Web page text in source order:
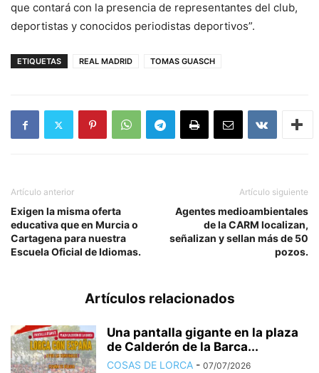
que contará con la presencia de representantes del club,
deportistas y conocidos periodistas deportivos”.
ETIQUETAS REAL MADRID TOMAS GUASCH
Artículo anterior
Exigen la misma oferta
educativa que en Murcia o
Cartagena para nuestra
Escuela Oficial de Idiomas.
Artículo siguiente
Agentes medioambientales
de la CARM localizan,
señalizan y sellan más de 50
pozos.
Artículos relacionados
Una pantalla gigante en la plaza
de Calderón de la Barca...
COSAS DE LORCA - 07/07/2026